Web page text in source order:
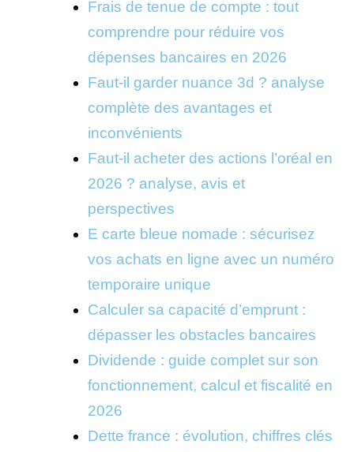
Frais de tenue de compte : tout
comprendre pour réduire vos
dépenses bancaires en 2026
Faut-il garder nuance 3d ? analyse
complète des avantages et
inconvénients
Faut-il acheter des actions l’oréal en
2026 ? analyse, avis et
perspectives
E carte bleue nomade : sécurisez
vos achats en ligne avec un numéro
temporaire unique
Calculer sa capacité d’emprunt :
dépasser les obstacles bancaires
Dividende : guide complet sur son
fonctionnement, calcul et fiscalité en
2026
Dette france : évolution, chiffres clés